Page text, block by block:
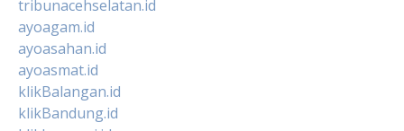
tribunacehselatan.id
ayoagam.id
ayoasahan.id
ayoasmat.id
klikBalangan.id
klikBandung.id